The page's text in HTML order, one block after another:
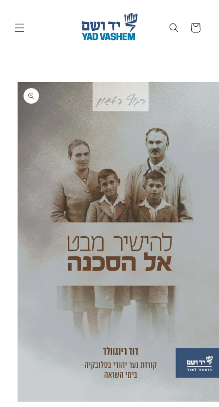
Cart
Skip to
product
information